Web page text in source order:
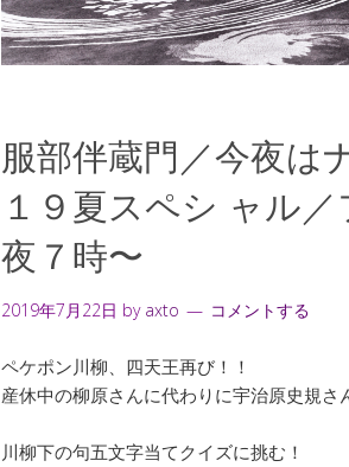
服部伴蔵門／今夜は
１９夏スペシ ャル
夜７時〜
2019年7月22日 by axto コメントする
ペケポン川柳、四天王再び！！
産休中の柳原さんに代わりに宇治原史規さ
川柳下の句五文字当てクイズに挑む！